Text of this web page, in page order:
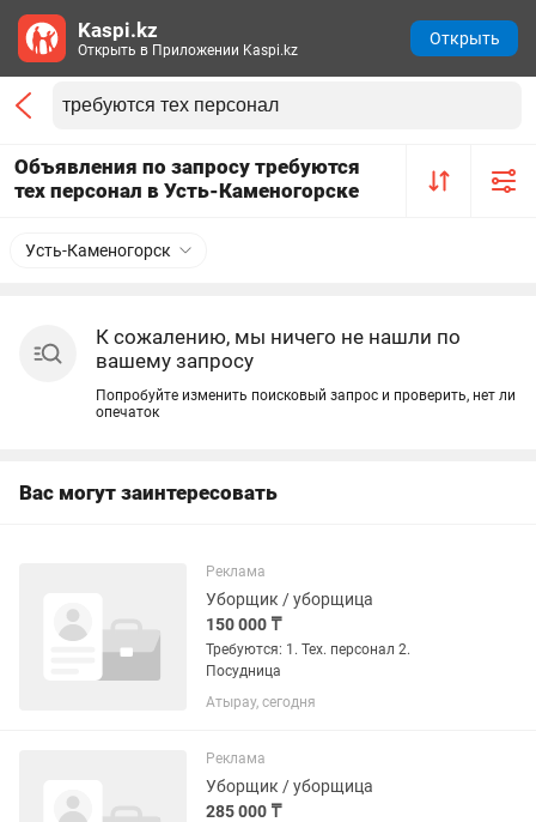
Объявления по запросу требуются
тех персонал в Усть-Каменогорске
Усть-Каменогорск
К сожалению, мы ничего не нашли по
вашему запросу
Попробуйте изменить поисковый запрос и проверить, нет ли
опечаток
Вас могут заинтересовать
Реклама
Уборщик / уборщица
150 000 ₸
Требуются: 1. Тех. персонал 2.
Посудница
Атырау, сегодня
Реклама
Уборщик / уборщица
285 000 ₸
Kaspi.kz
Открыть в Приложении Kaspi.kz
Открыть